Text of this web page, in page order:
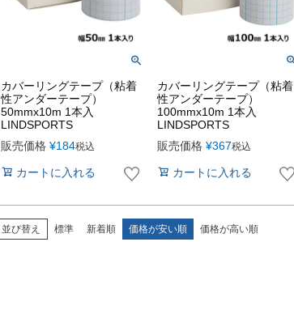
カバーリングテープ（粘着
性アンダーテープ）
50mmx10m 1本入
LINDSPORTS
販売価格 ¥184税込
カートに入れる
カバーリングテープ（粘着
性アンダーテープ）
100mmx10m 1本入
LINDSPORTS
販売価格 ¥367税込
カートに入れる
並び替え 標準 新着順 価格が安い順 価格が高い順